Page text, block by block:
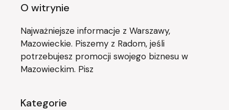
O witrynie
Najważniejsze informacje z Warszawy,
Mazowieckie. Piszemy z Radom, jeśli
potrzebujesz promocji swojego biznesu w
Mazowieckim. Pisz
Kategorie